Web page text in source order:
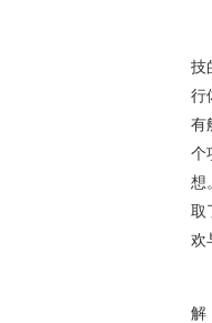
技
行
有
个
想
取
欢
解